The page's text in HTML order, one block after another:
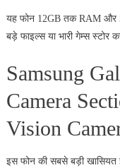
यह फोन 12GB तक RAM और
बड़े फाइल्स या भारी गेम्स स्टोर
Samsung
Camera
Vision
इस फोन की सबसे बड़ी खासियत